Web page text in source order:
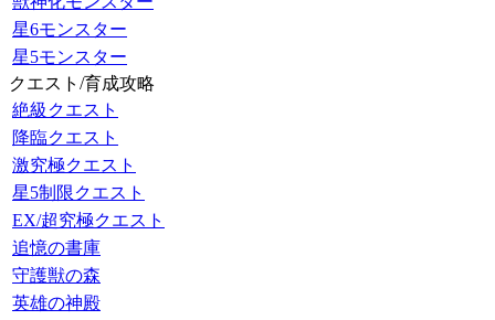
星6モンスター
星5モンスター
クエスト/育成攻略
絶級クエスト
降臨クエスト
激究極クエスト
星5制限クエスト
EX/超究極クエスト
追憶の書庫
守護獣の森
英雄の神殿